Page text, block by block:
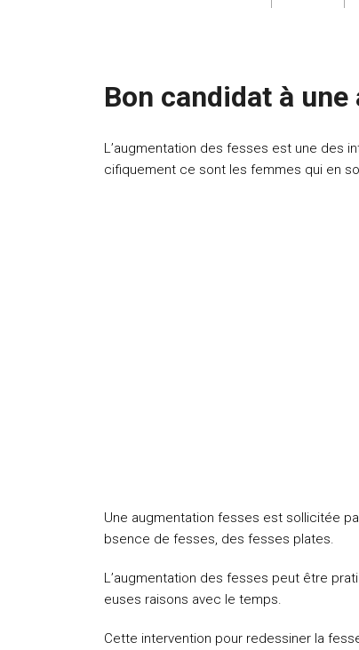
Bon candidat à
L’augmentation des fesses est une des
cifiquement ce sont les femmes qui en
Une augmentation fesses est sollicitée
bsence de fesses, des fesses plates.
L’augmentation des fesses peut être
euses raisons avec le temps.
Cette intervention pour redessiner la